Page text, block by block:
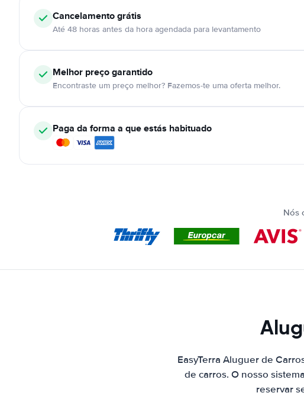
Cancelamentográtis
Até 48 horas antes da hora agendada para levantamento
Melhor preço garantido
Encontraste um preço melhor? Fazemos-te uma oferta melhor.
Paga da forma a que estás habituado
Nós
EasyTerra Aluguer de
de carros. O nosso
reservar